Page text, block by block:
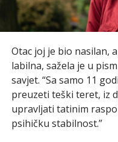
Otac joj je bio nasilan,
labilna, sažela je u
savjet. “Sa samo 11
preuzeti teški teret, iz
upravljati tatinim
psihičku stabilnost.”